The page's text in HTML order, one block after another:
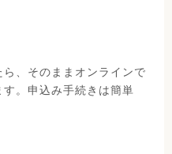
、そのままオンラインで
。申込み手続きは簡単